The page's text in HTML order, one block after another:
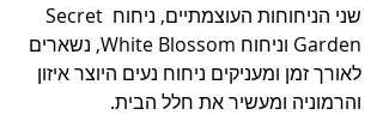
שני הניחוחות העוצמתיים, ניחוח Secret
Garden וניחוח White Blossom, נשארים
לאורך זמן ומעניקים ניחוח נעים היוצר איזון
והרמוניה ומעשיר את חלל הבית.